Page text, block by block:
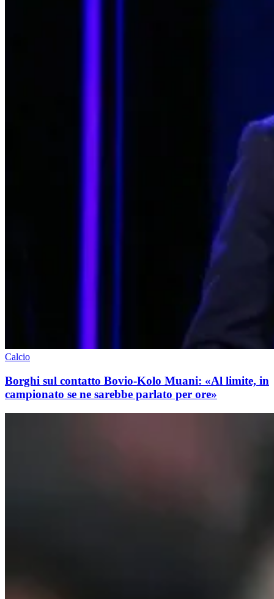
Calcio
Borghi sul contatto Bovio-Kolo Muani: «Al limite, in
campionato se ne sarebbe parlato per ore»